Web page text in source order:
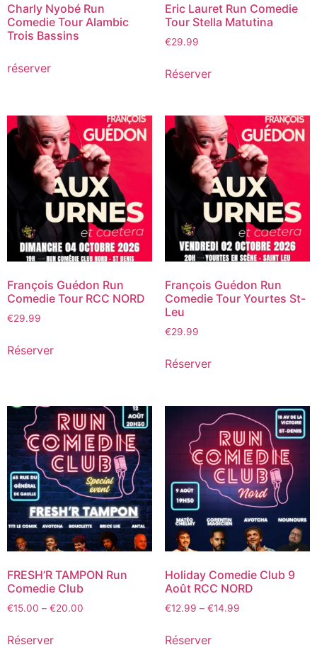
Charly Nyobé Run
Comedie Tour Alambic
Trois Bassins
réserver
Eric Lauret Run Comedie
Tour Stella Matutina
€29.99
Réserver
François Guédon Run
Comedie Tour RCC NORD
€29.99
Réserver
François Guédon Run
Comedie Tour Yourtes St-
Leu
€29.99
Réserver
FRESH’R TAMPON Run
Comedie Club
€15.00 – €20.00
Réserver
Holiday Comedie Club 9
Août RCC NORD
€12.99 – €14.99
Réserver